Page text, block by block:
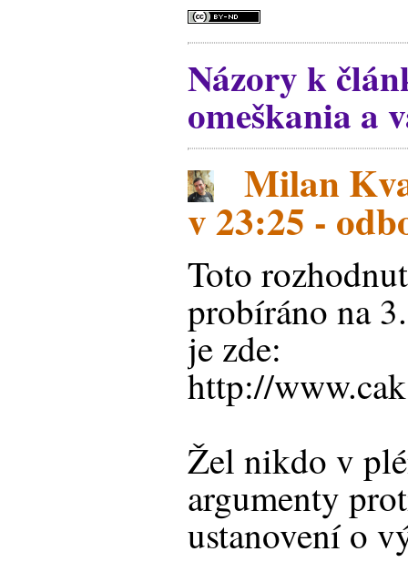
Názory k
omeškania a
Milan
v 23:25 -
Toto
probíráno na
je zde:
http://
Žel nikdo v
argumenty
ustanovení o